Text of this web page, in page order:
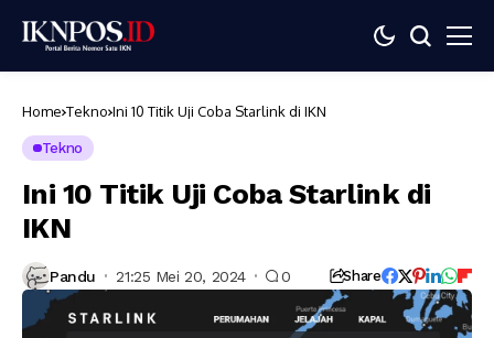
Home Tekno Ini 10 Titik Uji Coba Starlink di IKN
Tekno
Ini 10 Titik Uji Coba Starlink di
IKN
Pandu 21:25 Mei 20, 2024 0 Share